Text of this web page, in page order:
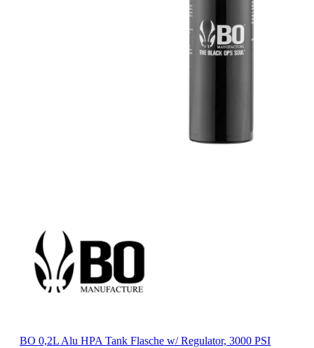
BO 0,2L Alu HPA Tank Flasche w/ Regulator, 3000 PSI